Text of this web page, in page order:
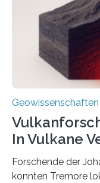
Richtung als auch
wahrzunehmen.
über den Ozean
Geowissenschaften
In Vulkane
Forschende der
konnten Tremore